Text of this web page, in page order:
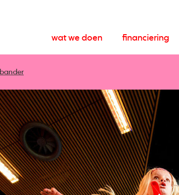
wat we doen financiering